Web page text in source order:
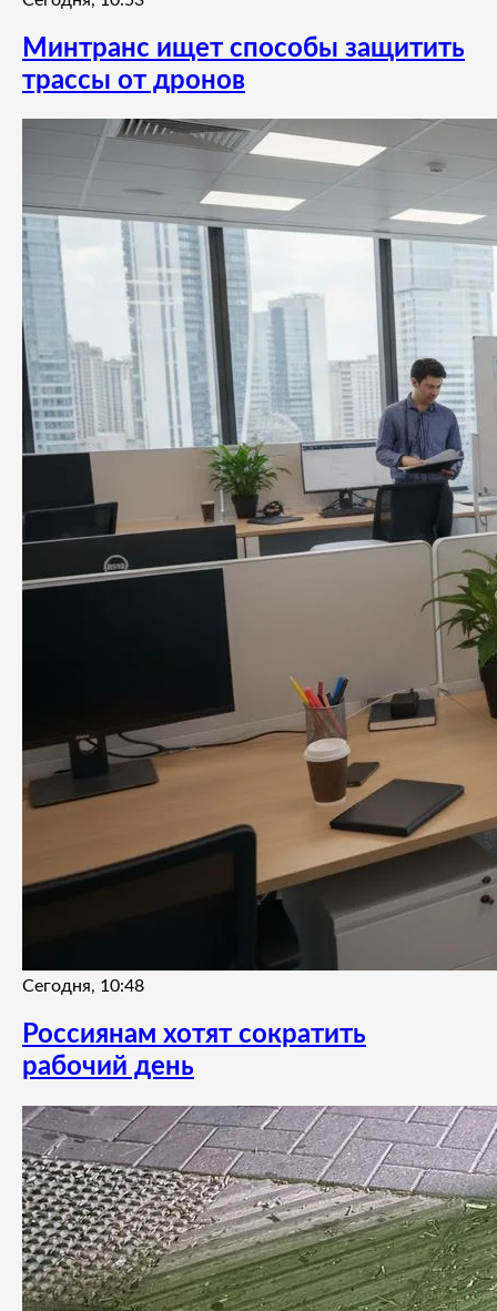
Минтранс ищет способы защитить
трассы от дронов
Сегодня, 10:48
Россиянам хотят сократить
рабочий день